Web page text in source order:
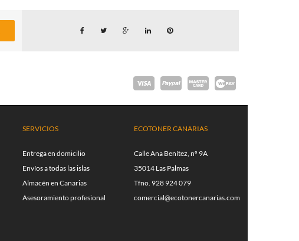
SERVICIOS
Entrega en domicilio
Envíos a todas las islas
Almacén en Canarias
Asesoramiento profesional
ECOTONER CANARIAS
Calle Ana Benítez, nº 9A
35014 Las Palmas
Tfno. 928 924 079
comercial@ecotonercanarias.com